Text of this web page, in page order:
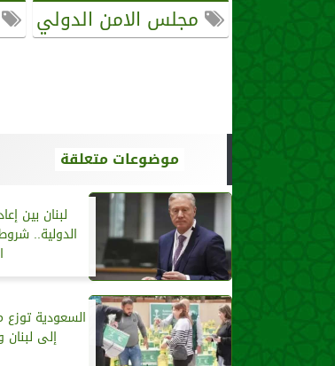
مجلس الامن الدولي
موضوعات متعلقة
لبنان بين
الدولية..
السعودية توزع
إلى